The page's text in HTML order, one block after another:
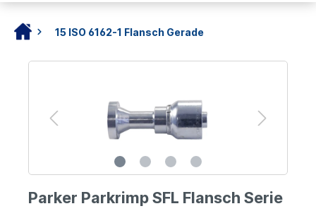
15 ISO 6162-1 Flansch Gerade
Parker Parkrimp SFL Flansch Serie